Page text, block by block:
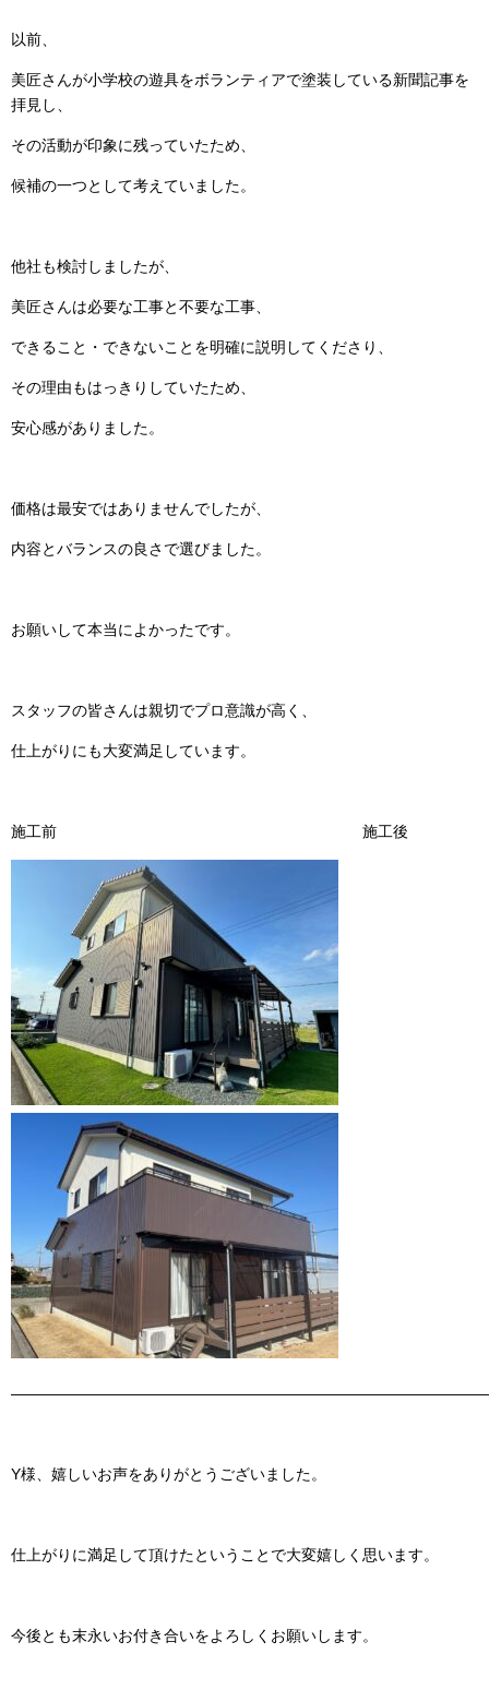
以前、
美匠さんが小学校の遊具をボランティアで塗装している新聞記事を
拝見し、
その活動が印象に残っていたため、
候補の一つとして考えていました。
他社も検討しましたが、
美匠さんは必要な工事と不要な工事、
できること・できないことを明確に説明してくださり、
その理由もはっきりしていたため、
安心感がありました。
価格は最安ではありませんでしたが、
内容とバランスの良さで選びました。
お願いして本当によかったです。
スタッフの皆さんは親切でプロ意識が高く、
仕上がりにも大変満足しています。
施工前 施工後
Y様、嬉しいお声をありがとうございました。
仕上がりに満足して頂けたということで大変嬉しく思います。
今後とも末永いお付き合いをよろしくお願いします。